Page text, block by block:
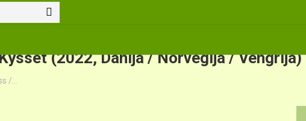
(2022, Danija / Norvegija / Vengrija)
/…